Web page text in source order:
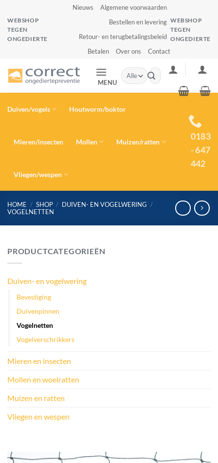
naar
inhoud
WEBSHOP
TEGEN
ONGEDIERTE
Nieuws
Algemene voorwaarden
Bestellen en levering
Retour- en terugbetalingsbeleid
Betalen
Over ons Contact
WEBSHOP
TEGEN
ONGEDIERTE
MENU
Zoeken
naar:
Duiven/vogels Houtworm/boktor
Mieren/insecten Mollen Muizen/ratten
Vliegen/wespen
0183
- 647
442
HOME / SHOP / DUIVEN- EN VOGELWERING /
VOGELNETTEN
PRODUCTCATEGORIEËN
Duiven- en vogelwering
Bevestiging
Duivenpinnen
Vogelnetten
Vogelverschrikkers
Mieren en insecten
Mollen en woelratten
Muizen en ratten
Vliegen en wespen